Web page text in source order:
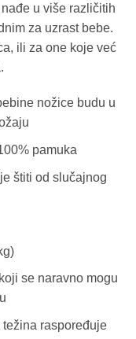
u više različitih
za uzrast bebe.
ili za one koje već
nožice budu u
pamuka
štiti od slučajnog
se naravno mogu
raspoređuje